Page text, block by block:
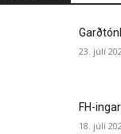
23. júlí
FH-
18. júlí